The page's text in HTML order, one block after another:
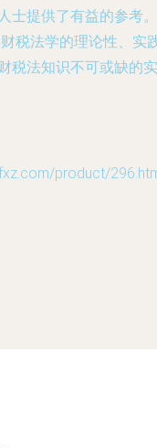
士提供了有益的参考。
税法学的理论性、实
税法知识不可或缺的实
product/